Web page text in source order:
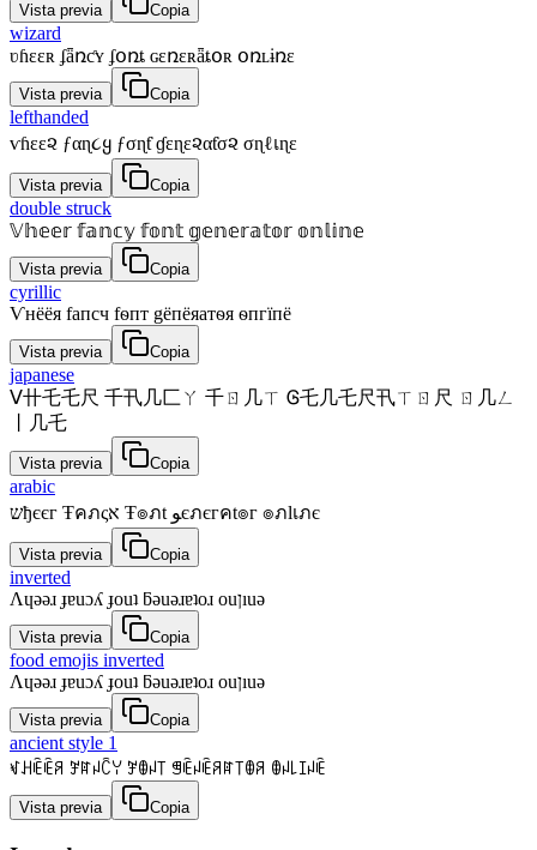
Vista previa Copia
wizard
ʋɦɛɛʀ ʄǟռƈʏ ʄօռȶ ɢɛռɛʀǟȶօʀ օռʟɨռɛ
Vista previa Copia
lefthanded
ѵɦεε૨ ƒαɳ૮ყ ƒσɳƭ ɠεɳε૨αƭσ૨ σɳℓเɳε
Vista previa Copia
double struck
𝕍𝕙𝕖𝕖𝕣 𝕗𝕒𝕟𝕔𝕪 𝕗𝕠𝕟𝕥 𝕘𝕖𝕟𝕖𝕣𝕒𝕥𝕠𝕣 𝕠𝕟𝕝𝕚𝕟𝕖
Vista previa Copia
cyrillic
Ѵнёёя fапcч fѳпт gёпёяатѳя ѳпгїпё
Vista previa Copia
japanese
ᐯ卄乇乇尺 千卂几匚ㄚ 千ㄖ几ㄒ Ꮆ乇几乇尺卂ㄒㄖ尺 ㄖ几ㄥ
丨几乇
Vista previa Copia
arabic
שђєєг Ŧคภςא Ŧ๏ภt ﻮєภєгคt๏г ๏ภlเภє
Vista previa Copia
inverted
Λɥǝǝɹ ɟɐuɔʎ ɟouʇ ƃǝuǝɹɐʇoɹ ouןıuǝ
Vista previa Copia
food emojis inverted
Λɥǝǝɹ ɟɐuɔʎ ɟouʇ ƃǝuǝɹɐʇoɹ ouןıuǝ
Vista previa Copia
ancient style 1
ꃴꃅꍟꍟꋪ ꎇꍏꈤꉓꌩ ꎇꂦꈤ꓄ ꁅꍟꈤꍟꋪꍏ꓄ꂦꋪ ꂦꈤ꒒ꀤꈤꍟ
Vista previa Copia